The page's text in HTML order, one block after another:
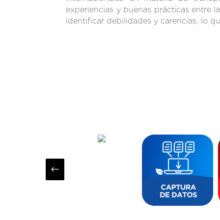
experiencias y buenas prácticas entre
identificar debilidades y carencias, lo
#